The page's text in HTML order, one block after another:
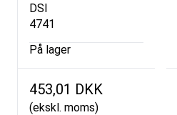
DSI
4741
På lager
453,01 DKK
(ekskl. moms)